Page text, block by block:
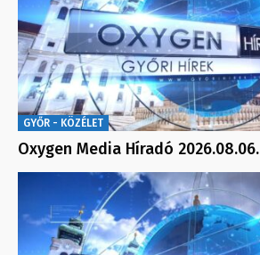
GYŐR - KÖZÉLET
Oxygen Media Híradó 2026.08.06.